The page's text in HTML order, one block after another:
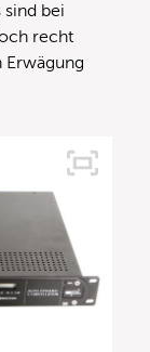
sind bei
recht
Erwägung